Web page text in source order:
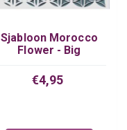
Sjabloon Morocco
Flower - Big
€4,95